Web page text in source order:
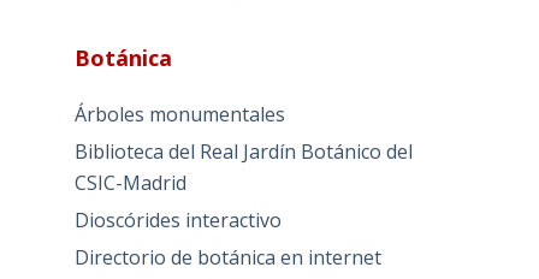
Botánica
Árboles monumentales
Biblioteca del Real Jardín Botánico del
CSIC-Madrid
Dioscórides interactivo
Directorio de botánica en internet